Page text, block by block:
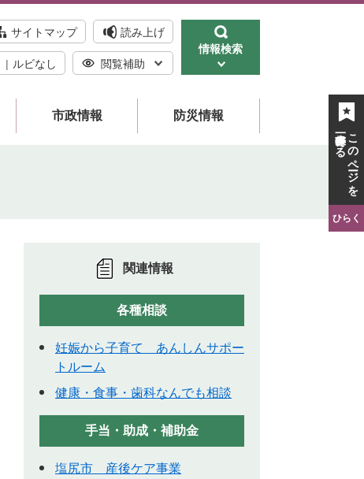
サイトマップ 読み上げ
ルビなし 閲覧補助
情報検索
市政情報 防災情報
関連情報
各種相談
妊娠から子育て あんしんサポー
トルーム
健康・食事・歯科なんでも相談
手当・助成・補助金
塩尻市 産後ケア事業
このページを
一時保存する
ひらく